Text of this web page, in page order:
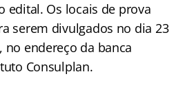
edital. Os locais de prova
serem divulgados no dia 23
no endereço da banca
Consulplan.